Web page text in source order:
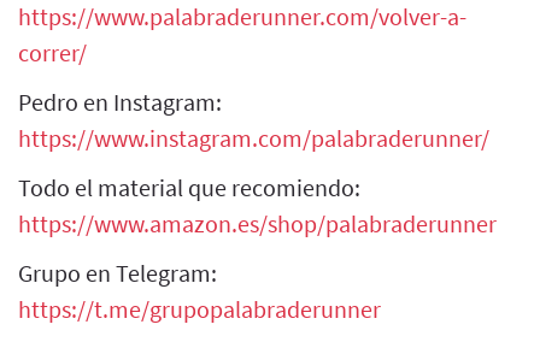
https://www.palabraderunner.com/volver-a-
correr/
Pedro en Instagram:
https://www.instagram.com/palabraderunner/
Todo el material que recomiendo:
https://www.amazon.es/shop/palabraderunner
Grupo en Telegram:
https://t.me/grupopalabraderunner